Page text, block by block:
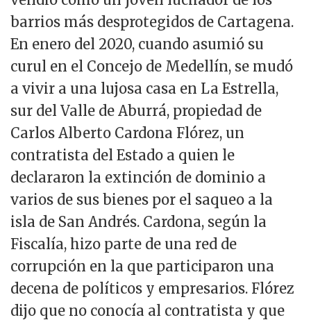
barrios más desprotegidos de Cartagena.
En enero del 2020, cuando asumió su
curul en el Concejo de Medellín, se mudó
a vivir a una lujosa casa en La Estrella,
sur del Valle de Aburrá, propiedad de
Carlos Alberto Cardona Flórez, un
contratista del Estado a quien le
declararon la extinción de dominio a
varios de sus bienes por el saqueo a la
isla de San Andrés. Cardona, según la
Fiscalía, hizo parte de una red de
corrupción en la que participaron una
decena de políticos y empresarios. Flórez
dijo que no conocía al contratista y que